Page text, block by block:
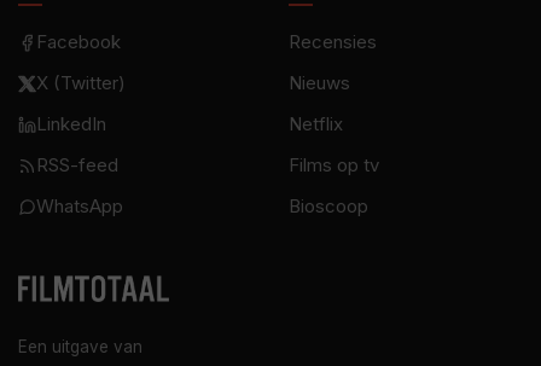
Een uitgave van
Facebook
X (Twitter)
LinkedIn
RSS-feed
WhatsApp
Recensies
Nieuws
Netflix
Films op tv
Bioscoop